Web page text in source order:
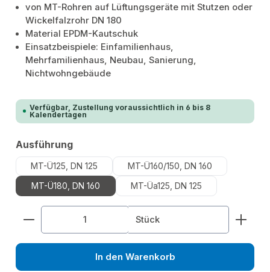
von MT-Rohren auf Lüftungsgeräte mit Stutzen oder
Wickelfalzrohr DN 180
Material EPDM-Kautschuk
Einsatzbeispiele: Einfamilienhaus,
Mehrfamilienhaus, Neubau, Sanierung,
Nichtwohngebäude
Verfügbar, Zustellung voraussichtlich in 6 bis 8
Kalendertagen
Ausführungauswählen
MT-Ü125, DN 125
MT-Ü160/150, DN 160
MT-Ü180, DN 160
MT-Üa125, DN 125
Produkt Anzahl: Gib den gewünschten Wert
Stück
In den Warenkorb